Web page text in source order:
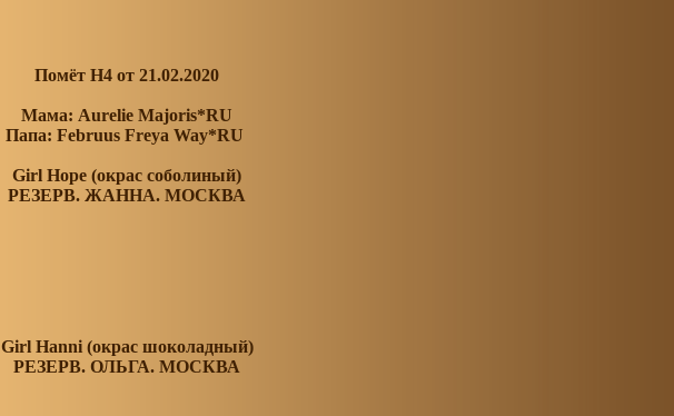
Помёт Н4 от 21.02.2020
Мама: Aurelie Majoris*RU
Папа: Februus Freya Way*RU
Girl Hope (окрас соболиный)
РЕЗЕРВ. ЖАННА. МОСКВА
Girl Hanni (окрас шоколадный)
РЕЗЕРВ. ОЛЬГА. МОСКВА